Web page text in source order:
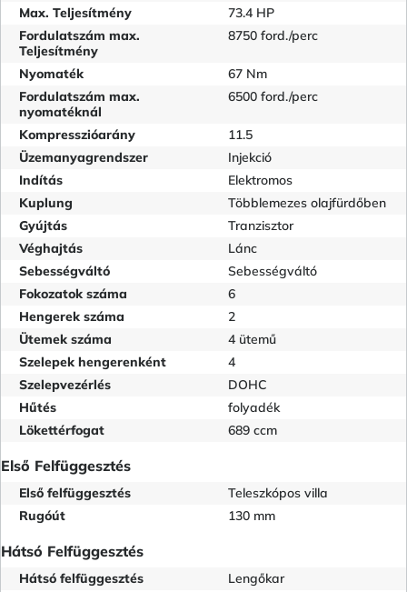
Max. Teljesítmény
73.4 HP
Fordulatszám max.
Teljesítmény
8750 ford./perc
Nyomaték
67 Nm
Fordulatszám max.
nyomatéknál
6500 ford./perc
Kompresszióarány
11.5
Üzemanyagrendszer
Injekció
Indítás
Elektromos
Kuplung
Többlemezes olajfürdőben
Gyújtás
Tranzisztor
Véghajtás
Lánc
Sebességváltó
Sebességváltó
Fokozatok száma
6
Hengerek száma
2
Ütemek száma
4 ütemű
Szelepek hengerenként
4
Szelepvezérlés
DOHC
Hűtés
folyadék
Lökettérfogat
689 ccm
Első Felfüggesztés
Első felfüggesztés
Teleszkópos villa
Rugóút
130 mm
Hátsó Felfüggesztés
Hátsó felfüggesztés
Lengőkar